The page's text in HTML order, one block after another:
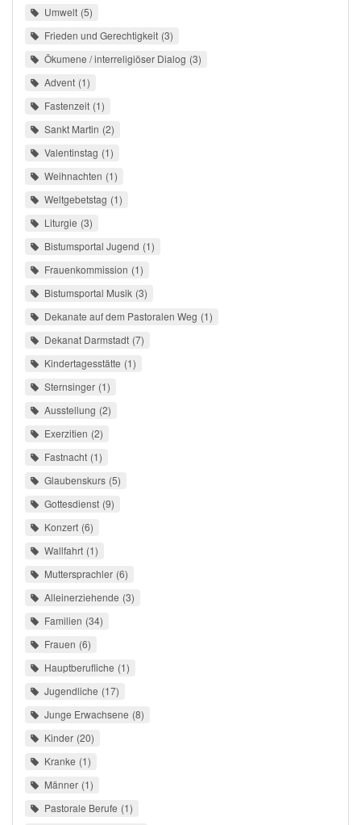
Umwelt 5
Frieden und Gerechtigkeit 3
Ökumene / interreligiöser Dialog 3
Advent 1
Fastenzeit 1
Sankt Martin 2
Valentinstag 1
Weihnachten 1
Weltgebetstag 1
Liturgie 3
Bistumsportal Jugend 1
Frauenkommission 1
Bistumsportal Musik 3
Dekanate auf dem Pastoralen Weg 1
Dekanat Darmstadt 7
Kindertagesstätte 1
Sternsinger 1
Ausstellung 2
Exerzitien 2
Fastnacht 1
Glaubenskurs 5
Gottesdienst 9
Konzert 6
Wallfahrt 1
Muttersprachler 6
Alleinerziehende 3
Familien 34
Frauen 6
Hauptberufliche 1
Jugendliche 17
Junge Erwachsene 8
Kinder 20
Kranke 1
Männer 1
Pastorale Berufe 1